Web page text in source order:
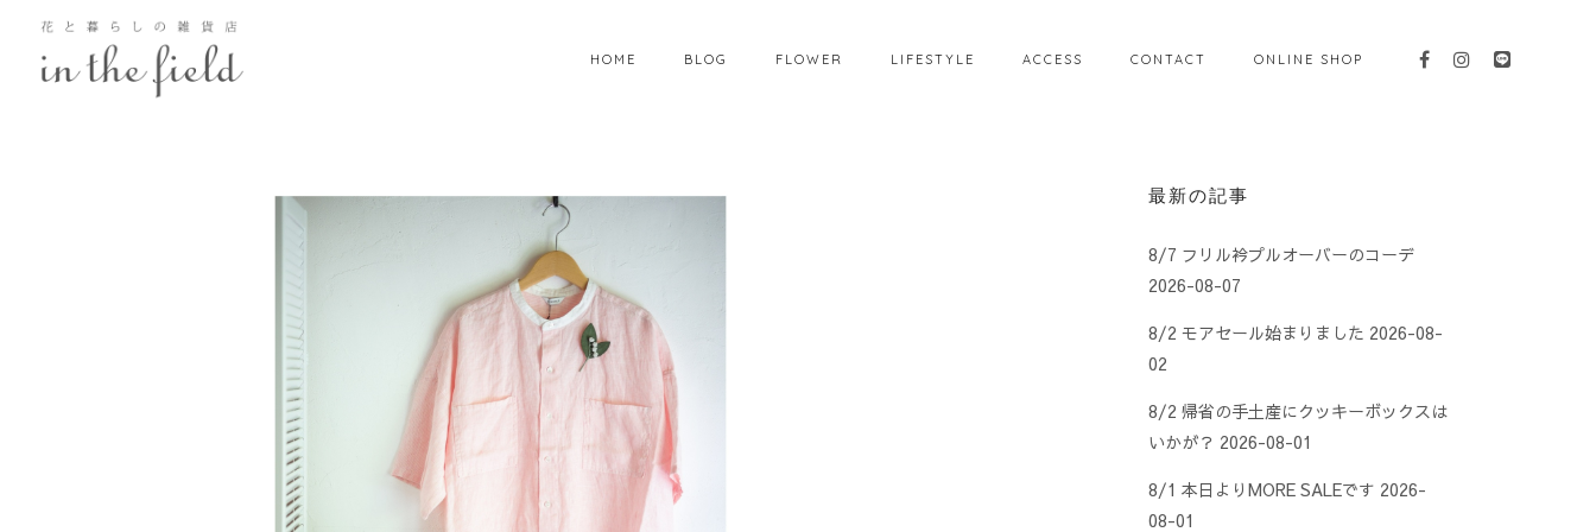
HOME BLOG FLOWER LIFESTYLE ACCESS CONTACT ONLINE SHOP
最新の記事
8/7 フリル衿プルオーバーのコーデ
2026-08-07
8/2 モアセール始まりました 2026-08-
02
8/2 帰省の手土産にクッキーボックスは
いかが？ 2026-08-01
8/1 本日よりMORE SALEです 2026-
08-01